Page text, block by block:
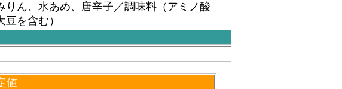
ん、水あめ、唐辛子／調味料（アミノ酸
を含む）
値